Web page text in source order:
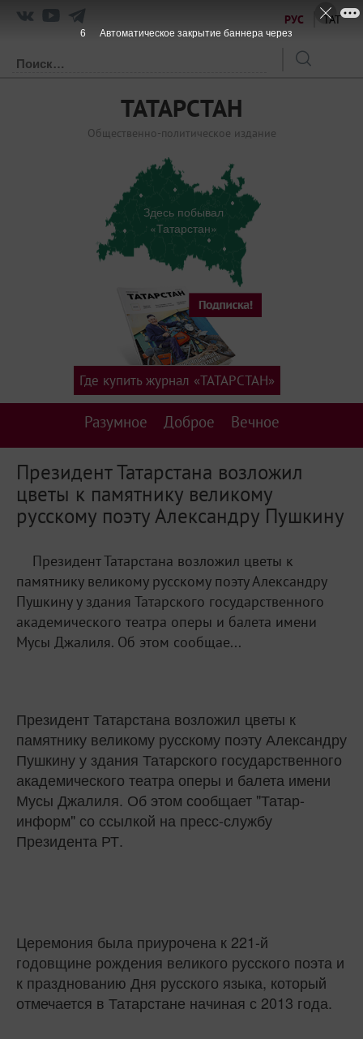
РУС ТАТ
ТАТАРСТАН
Общественно-политическое издание
Здесь побывал
«Татарстан»
Разумное Доброе Вечное
Где купить журнал «ТАТАРСТАН»
Президент Татарстана возложил
цветы к памятнику великому
русскому поэту Александру Пушкину
Президент Татарстана возложил цветы к
памятнику великому русскому поэту Александру
Пушкину у здания Татарского государственного
академического театра оперы и балета имени
Мусы Джалиля. Об этом сообщае...
Президент Татарстана возложил цветы к
памятнику великому русскому поэту Александру
Пушкину у здания Татарского государственного
академического театра оперы и балета имени
Мусы Джалиля. Об этом сообщает "Татар-
информ" со ссылкой на пресс-службу
Президента РТ.
Церемония была приурочена к 221-й
годовщине рождения великого русского поэта и
к празднованию Дня русского языка, который
отмечается в Татарстане начиная с 2013 года.
6 Автоматическое закрытие баннера через